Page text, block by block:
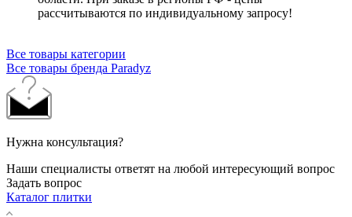
рассчитываются по индивидуальному запросу!
Все товары категории
Все товары бренда Paradyz
Нужна консультация?
Наши специалисты ответят на любой интересующий вопрос
Задать вопрос
Каталог плитки